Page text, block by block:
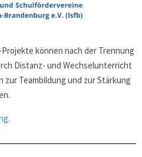
können nach der Trennung
Distanz- und Wechselunterricht
Teambildung und zur Stärkung